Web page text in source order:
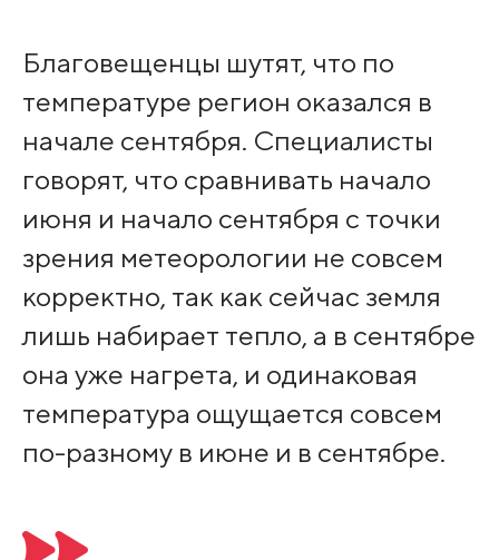
Благовещенцы шутят, что по
температуре регион оказался в
начале сентября. Специалисты
говорят, что сравнивать начало
июня и начало сентября с точки
зрения метеорологии не совсем
корректно, так как сейчас земля
лишь набирает тепло, а в сентябре
она уже нагрета, и одинаковая
температура ощущается совсем
по-разному в июне и в сентябре.